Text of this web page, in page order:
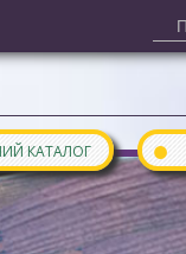
КАТАЛОГ ●